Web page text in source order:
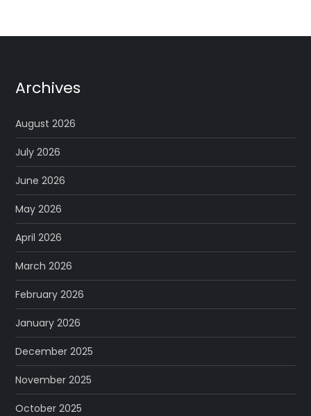
Archives
August 2026
July 2026
June 2026
May 2026
April 2026
March 2026
February 2026
January 2026
December 2025
November 2025
October 2025